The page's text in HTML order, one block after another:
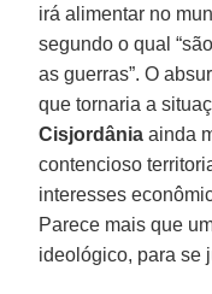
irá alimentar no
segundo o qual
as guerras”. O
que tornaria a
Cisjordânia ainda
contencioso
interesses
Parece mais que
ideológico, para se